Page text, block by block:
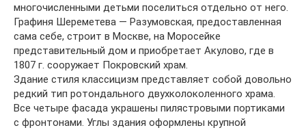
многочисленными детьми поселиться отдельно от него.
Графиня Шереметева — Разумовская, предоставленная
сама себе, строит в Москве, на Моросейке
представительный дом и приобретает Акулово, где в
1807 г. сооружает Покровский храм.
Здание стиля классицизм представляет собой довольно
редкий тип ротондального двухколоколенного храма.
Все четыре фасада украшены пилястровыми портиками
с фронтонами. Углы здания оформлены крупной